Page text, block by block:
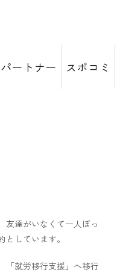
ートナー スポコミ
す♪
友達がいなくて一人ぼっ
しています。
「就労移行支援」へ移行